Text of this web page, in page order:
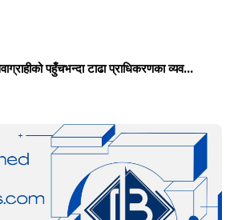
पहुँचभन्दा टाढा प्राधिकरणका व्यव...